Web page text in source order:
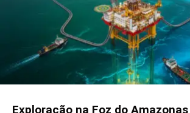
Exploração na Foz do